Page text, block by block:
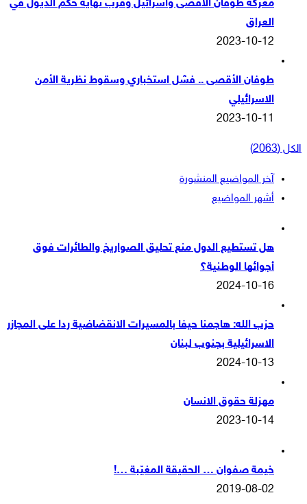
معركة طوفان الاقصى واسرائيل وقرب نهاية حكم الذيول في
العراق
2023-10-12
طوفان الأقصى .. فشل استخباري وسقوط نظرية الأمن
الاسرائيلي
2023-10-11
الكل (2063)
آخر المواضيع المنشورة
أشهر المواضيع
هل تستطيع الدول منع تحليق الصواريخ والطائرات فوق
أجوائها الوطنية؟
2024-10-16
حزب الله: هاجمنا حيفا بالمسيرات الانقضاضية ردا على المجازر
الاسرائيلية بجنوب لبنان
2024-10-13
مهزلة حقوق الانسان
2023-10-14
خيمة صفوان … الحقيقة المغيّبة …!
2019-08-02